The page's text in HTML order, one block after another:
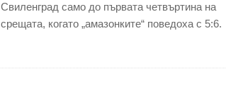
Свиленград само до първата четвъртина на
срещата, когато „амазонките“ поведоха с 5:6.